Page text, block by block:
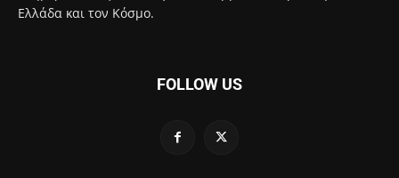
Ελλάδα και τον Κόσμο.
FOLLOW US